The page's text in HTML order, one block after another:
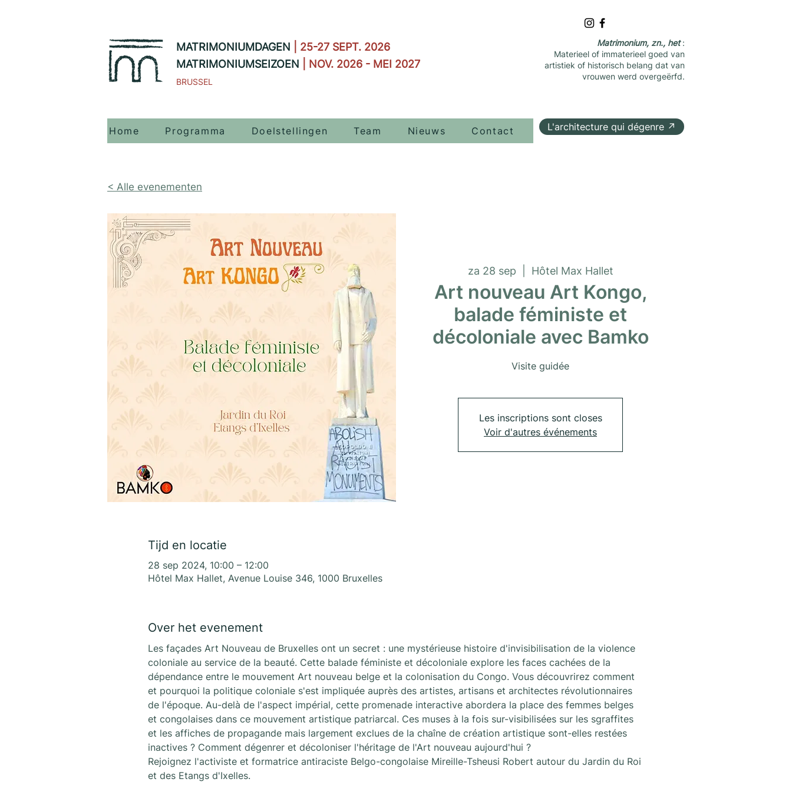
MATRIMONIUMDAGEN | 25-27 SEPT. 2026
MATRIMONIUMSEIZOEN | NOV. 2026 - MEI 2027
BRUSSEL
Matrimonium, zn., het:
Materieel of immaterieel goed van
artistiek of historisch belang dat van
vrouwen werd overgeërfd.
Home Programma Doelstellingen Team Nieuws Contact L'architecture qui dégenre ↗
< Alle evenementen
za 28 sep Hôtel Max Hallet
Art nouveau Art Kongo,
balade féministe et
décoloniale avec Bamko
Visite guidée
Les inscriptions sont closes
Voir d'autres événements
Tijd en locatie
28 sep 2024, 10:00 – 12:00
Hôtel Max Hallet, Avenue Louise 346, 1000 Bruxelles
Over het evenement
Les façades Art Nouveau de Bruxelles ont un secret : une mystérieuse histoire d'invisibilisation de la violence
coloniale au service de la beauté. Cette balade féministe et décoloniale explore les faces cachées de la
dépendance entre le mouvement Art nouveau belge et la colonisation du Congo. Vous découvrirez comment
et pourquoi la politique coloniale s'est impliquée auprès des artistes, artisans et architectes révolutionnaires
de l'époque. Au-delà de l'aspect impérial, cette promenade interactive abordera la place des femmes belges
et congolaises dans ce mouvement artistique patriarcal. Ces muses à la fois sur-visibilisées sur les sgraffites
et les affiches de propagande mais largement exclues de la chaîne de création artistique sont-elles restées
inactives ? Comment dégenrer et décoloniser l'héritage de l'Art nouveau aujourd'hui ?
Rejoignez l'activiste et formatrice antiraciste Belgo-congolaise Mireille-Tsheusi Robert autour du Jardin du Roi
et des Etangs d'Ixelles.